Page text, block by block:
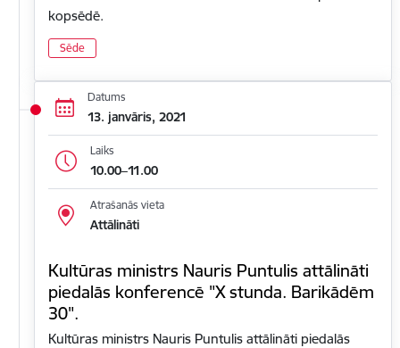
kopsēdē.
Sēde
Datums
13. janvāris, 2021
Laiks
10.00–11.00
Atrašanās vieta
Attālināti
Kultūras ministrs Nauris Puntulis attālināti
piedalās konferencē "X stunda. Barikādēm
30".
Kultūras ministrs Nauris Puntulis attālināti piedalās